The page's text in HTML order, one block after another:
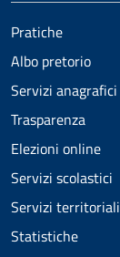
Pratiche
Albo pretorio
Servizi anagrafici
Trasparenza
Elezioni online
Servizi scolastici
Servizi territoriali
Statistiche